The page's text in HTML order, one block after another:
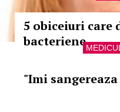
5 obiceiuri care
bacteriene
"Imi